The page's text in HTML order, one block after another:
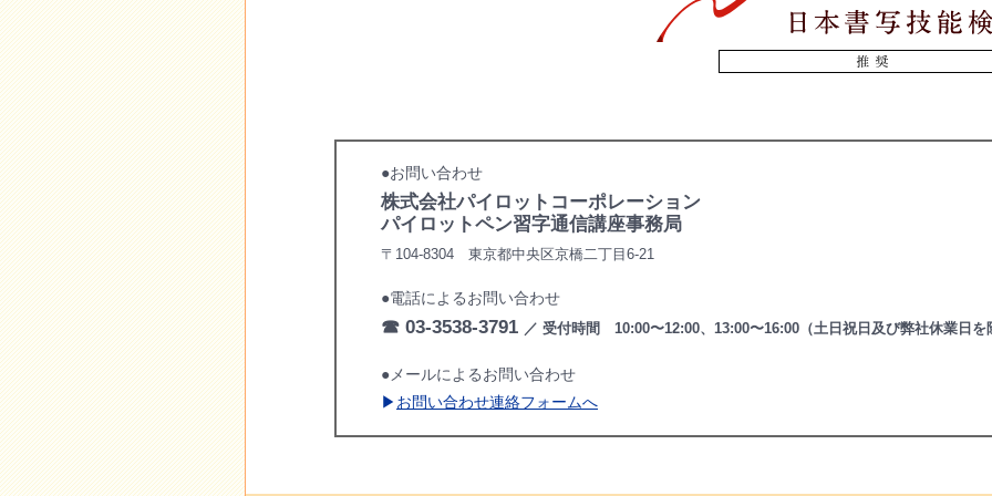
●お問い合わせ
株式会社パイロットコーポレーション
パイロットペン習字通信講座事務局
〒104-8304 東京都中央区京橋二丁目6-21
●電話によるお問い合わせ
☎ 03-3538-3791 ／ 受付時間 10:00〜12:00、13:00〜16:00（土日祝日及び弊社休業日を
●メールによるお問い合わせ
▶ お問い合わせ連絡フォームへ